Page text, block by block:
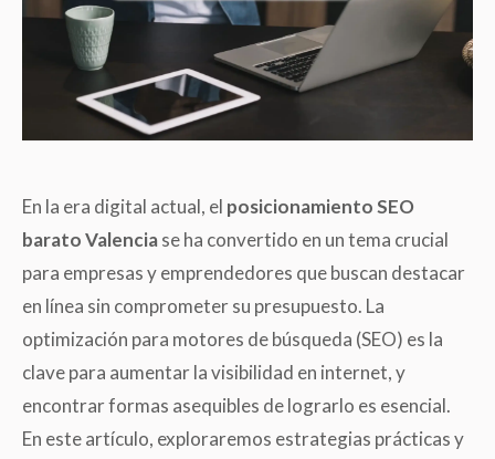
En la era digital actual, el posicionamiento SEO
barato Valenciase ha convertido en un tema crucial
para empresas y emprendedores que buscan destacar
en línea sin comprometer su presupuesto. La
optimización para motores de búsqueda (SEO) es la
clave para aumentar la visibilidad en internet, y
encontrar formas asequibles de lograrlo es esencial.
En este artículo, exploraremos estrategias prácticas y